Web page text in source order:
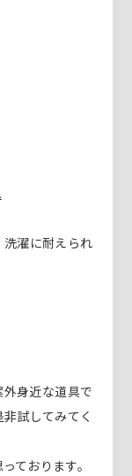
濯に耐えられ
身近な道具で
試してみてく
ております。